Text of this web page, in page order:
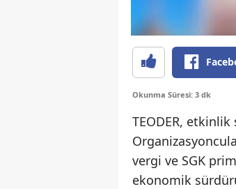
Okunma Süresi: 3 dk
TEODER,
vergi ve SGK
ekonomik